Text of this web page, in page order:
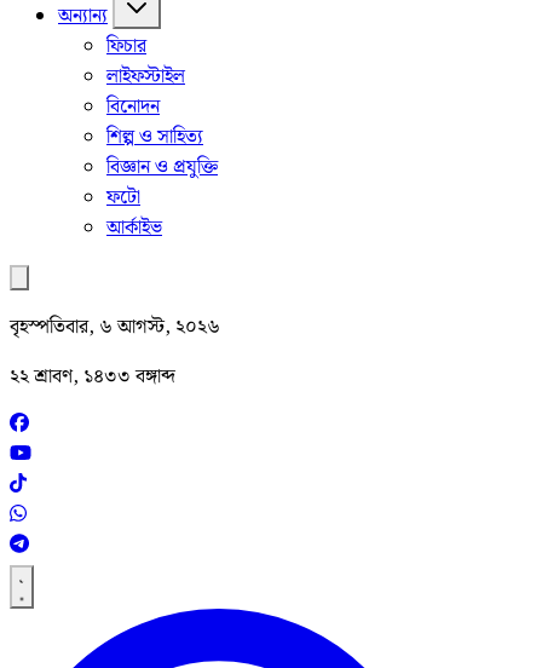
অন্যান্য
ফিচার
লাইফস্টাইল
বিনোদন
শিল্প ও সাহিত্য
বিজ্ঞান ও প্রযুক্তি
ফটো
আর্কাইভ
বৃহস্পতিবার, ৬ আগস্ট, ২০২৬
২২ শ্রাবণ, ১৪৩৩ বঙ্গাব্দ